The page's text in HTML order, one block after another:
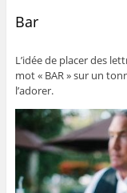
Bar
L’idée de placer des
mot « BAR » sur un
l’adorer.